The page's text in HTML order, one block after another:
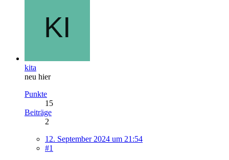
kita
neu hier
Punkte
15
Beiträge
2
12. September 2024 um 21:54
#1